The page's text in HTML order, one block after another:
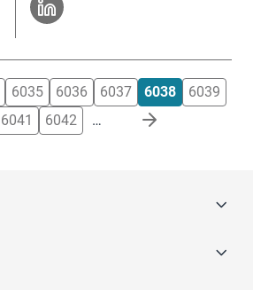
6035 6036 6037 6038
6039
6041 6042 …